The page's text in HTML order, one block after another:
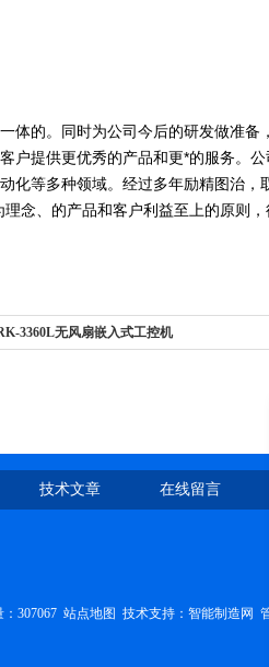
体的。同时为公司今后的研发做准备
户提供更优秀的产品和更*的服务。
化等多种领域。经过多年励精图治，
念、的产品和客户利益至上的原则，
3360L无风扇嵌入式工控机
技术文章 在线留言
307067 站点地图 技术支持： 智能制造网